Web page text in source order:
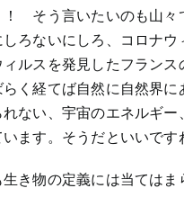
！ そう言いたいのも山
ろないにしろ、コロナ
ルスを発見したフラン
く経てば自然に自然界
ない、宇宙のエネルギ
ます。そうだといいです
き物の定義には当ては